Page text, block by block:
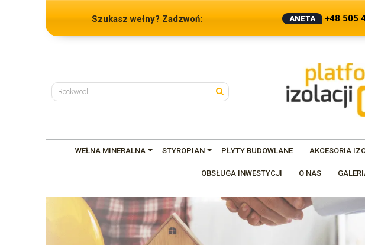
Szukasz wełny? Zadzwoń: ANETA +48 505
WEŁNA MINERALNA STYROPIAN PŁYTY BUDOWLANE AKCESORIA
OBSŁUGA INWESTYCJI O NAS